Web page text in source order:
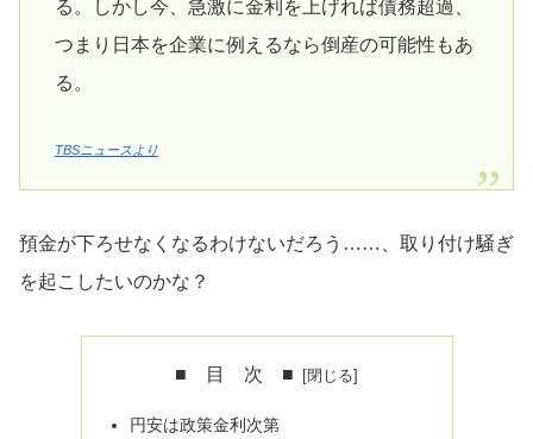
る。しかし今、急激に金利を上げれば債務超過、
つまり日本を企業に例えるなら倒産の可能性もあ
る。
TBSニュースより
預金が下ろせなくなるわけないだろう……、取り付け騒ぎ
を起こしたいのかな？
■ 目 次 ■
円安は政策金利次第